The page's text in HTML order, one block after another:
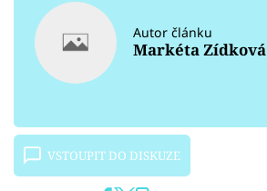
Autor článku
Markéta Zídková
VSTOUPIT DO DISKUZE